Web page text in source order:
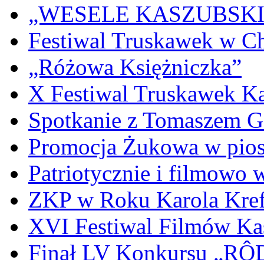
„WESELE
Festiwal Truskawek w
„Różowa Księżniczka”
X Festiwal Truskawek
Spotkanie z Tomaszem
Promocja Żukowa w
Patriotycznie i filmowo
ZKP w Roku Karola
XVI Festiwal Filmów
Finał LV Konkursu